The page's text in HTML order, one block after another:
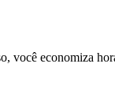
você economiza